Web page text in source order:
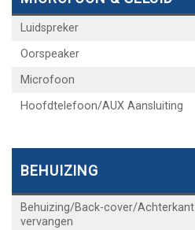
Luidspreker
Oorspeaker
Microfoon
Hoofdtelefoon/AUX Aansluiting
BEHUIZING
Behuizing/Back-cover/Achterkant
vervangen